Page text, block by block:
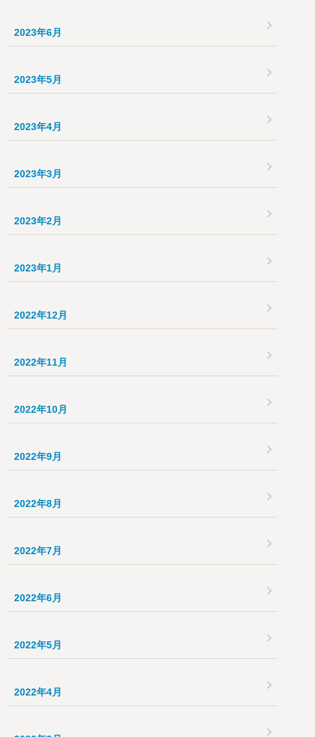
2023年6月
2023年5月
2023年4月
2023年3月
2023年2月
2023年1月
2022年12月
2022年11月
2022年10月
2022年9月
2022年8月
2022年7月
2022年6月
2022年5月
2022年4月